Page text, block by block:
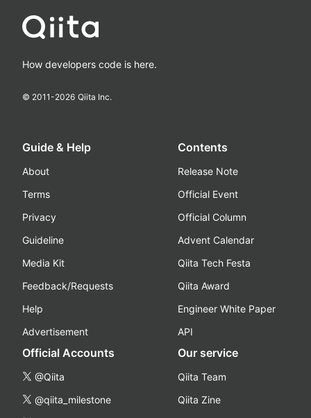
How developers code is here.
© 2011-2026 Qiita Inc.
Guide & Help
About
Terms
Privacy
Guideline
Media Kit
Feedback/Requests
Help
Advertisement
Contents
Release Note
Official Event
Official Column
Advent Calendar
Qiita Tech Festa
Qiita Award
Engineer White Paper
API
Official Accounts
@Qiita
@qiita_milestone
Our service
Qiita Team
Qiita Zine